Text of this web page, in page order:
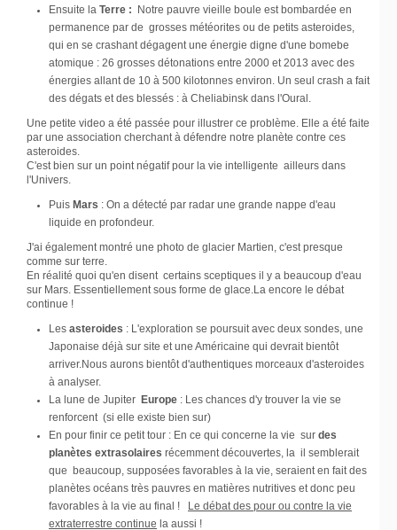
Ensuite la Terre : Notre pauvre vieille boule est bombardée en
permanence par de grosses météorites ou de petits asteroides,
qui en se crashant dégagent une énergie digne d'une bomebe
atomique : 26 grosses détonations entre 2000 et 2013 avec des
énergies allant de 10 à 500 kilotonnes environ. Un seul crash a fait
des dégats et des blessés : à Cheliabinsk dans l'Oural.
Une petite video a été passée pour illustrer ce problème. Elle a été faite
par une association cherchant à défendre notre planète contre ces
asteroides.
C'est bien sur un point négatif pour la vie intelligente ailleurs dans
l'Univers.
Puis Mars : On a détecté par radar une grande nappe d'eau
liquide en profondeur.
J'ai également montré une photo de glacier Martien, c'est presque
comme sur terre.
En réalité quoi qu'en disent certains sceptiques il y a beaucoup d'eau
sur Mars. Essentiellement sous forme de glace.La encore le débat
continue !
Les asteroides : L'exploration se poursuit avec deux sondes, une
Japonaise déjà sur site et une Américaine qui devrait bientôt
arriver.Nous aurons bientôt d'authentiques morceaux d'asteroides
à analyser.
La lune de Jupiter
Europe : Les chances d'y trouver la vie se
renforcent (si elle existe bien sur)
En pour finir ce petit tour : En ce qui concerne la vie sur des
planètes extrasolaires récemment découvertes, la il semblerait
que beaucoup, supposées favorables à la vie, seraient en fait des
planètes océans très pauvres en matières nutritives et donc peu
favorables à la vie au final !
Le débat des pour ou contre la vie
extraterrestre continue la aussi !